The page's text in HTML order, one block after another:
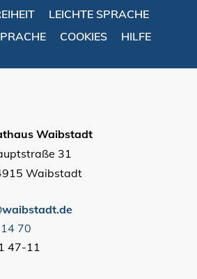
LEICHTE SPRACHE
COOKIES HILFE
Waibstadt
31
Waibstadt
14 70
47-11